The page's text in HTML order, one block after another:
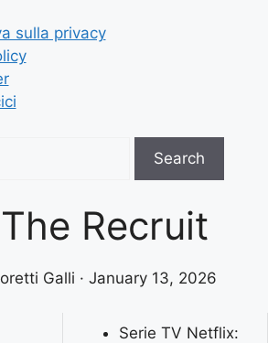
sulla privacy
Search
Recruit
Galli · January 13, 2026
Serie TV Netflix: